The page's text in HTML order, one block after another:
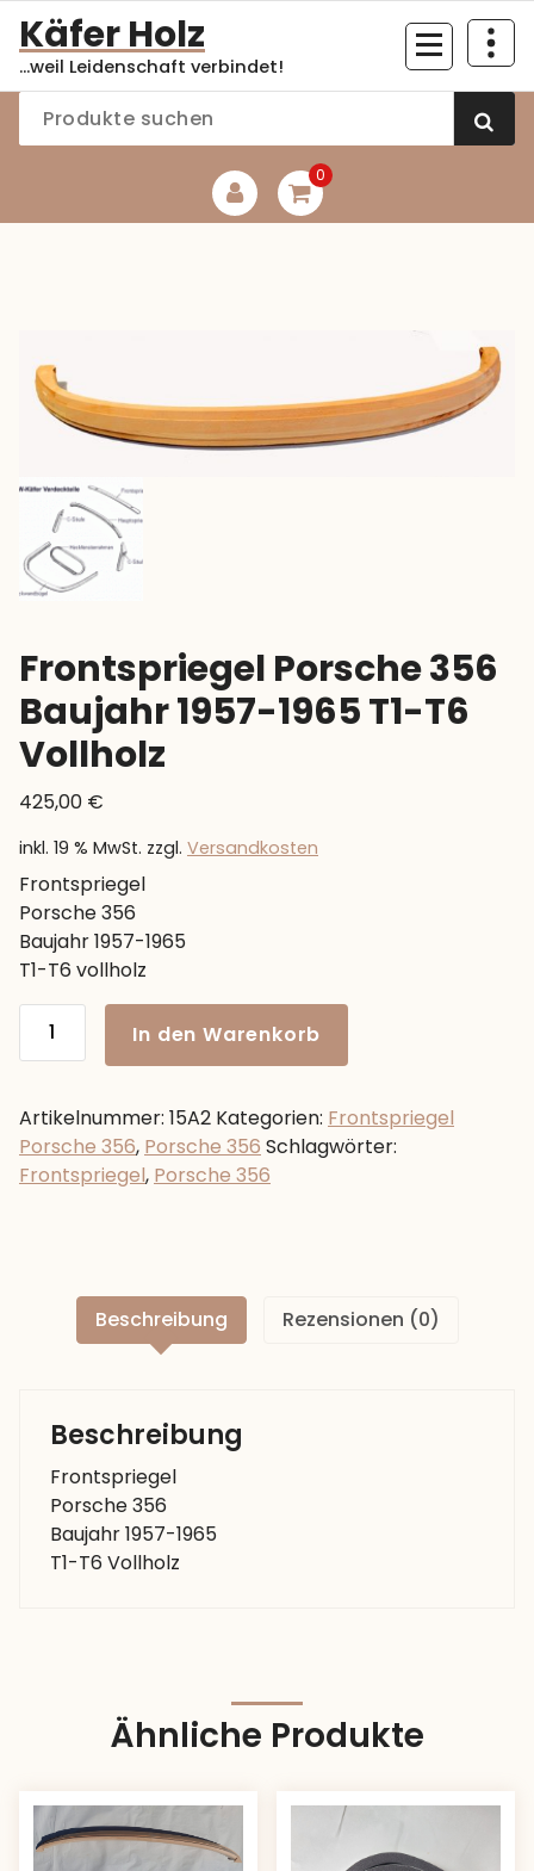
Inhalt
springen
Käfer Holz
...weil Leidenschaft verbindet!
0
Frontspriegel Porsche 356
Baujahr 1957-1965 T1-T6
Vollholz
425,00 €
inkl. 19 % MwSt. zzgl. Versandkosten
Frontspriegel
Porsche 356
Baujahr 1957-1965
T1-T6 vollholz
Frontspriegel
Porsche
1957-
1965
T1-
In den Warenkorb
Artikelnummer: 15A2 Kategorien: Frontspriegel
Porsche 356, Porsche 356 Schlagwörter:
Frontspriegel, Porsche 356
Beschreibung Rezensionen (0)
Beschreibung
Frontspriegel
Porsche 356
Baujahr 1957-1965
T1-T6 Vollholz
Ähnliche Produkte